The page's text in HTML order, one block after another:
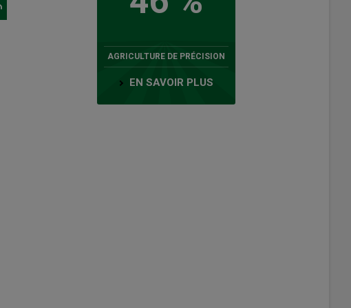
AGRICULTURE DE PRÉCISION
EN SAVOIR PLUS